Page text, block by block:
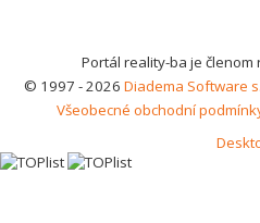
Portál reality-ba je členom
© 1997 - 2026 Diadema Software
Všeobecné obchodní